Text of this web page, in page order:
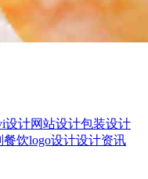
设计网站设计包装设计
餐饮logo设计设计资讯